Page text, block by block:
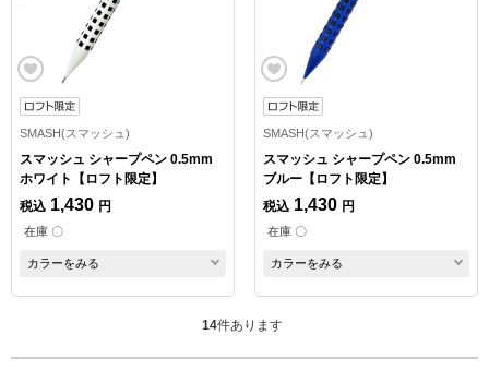
SMASH(スマッシュ)
スマッシュ シャープペン 0.5mm
ホワイト【ロフト限定】
税込 1,430 円
在庫 〇
カラーをみる
SMASH(スマッシュ)
スマッシュ シャープペン 0.5mm
ブルー【ロフト限定】
税込 1,430 円
在庫 〇
カラーをみる
14件あります